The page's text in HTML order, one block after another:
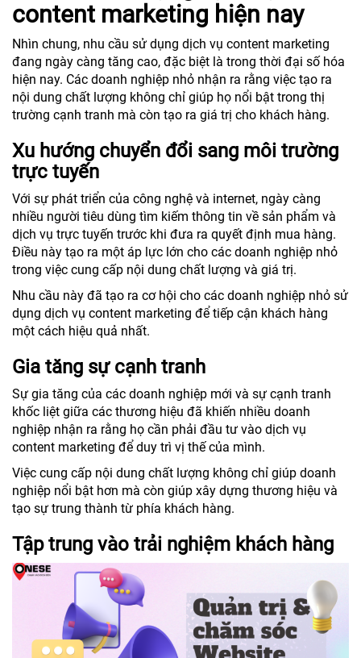
content marketing hiện nay
Nhìn chung, nhu cầu sử dụng dịch vụ content marketing
đang ngày càng tăng cao, đặc biệt là trong thời đại số hóa
hiện nay. Các doanh nghiệp nhỏ nhận ra rằng việc tạo ra
nội dung chất lượng không chỉ giúp họ nổi bật trong thị
trường cạnh tranh mà còn tạo ra giá trị cho khách hàng.
Xu hướng chuyển đổi sang môi trường
trực tuyến
Với sự phát triển của công nghệ và internet, ngày càng
nhiều người tiêu dùng tìm kiếm thông tin về sản phẩm và
dịch vụ trực tuyến trước khi đưa ra quyết định mua hàng.
Điều này tạo ra một áp lực lớn cho các doanh nghiệp nhỏ
trong việc cung cấp nội dung chất lượng và giá trị.
Nhu cầu này đã tạo ra cơ hội cho các doanh nghiệp nhỏ sử
dụng dịch vụ content marketing để tiếp cận khách hàng
một cách hiệu quả nhất.
Gia tăng sự cạnh tranh
Sự gia tăng của các doanh nghiệp mới và sự cạnh tranh
khốc liệt giữa các thương hiệu đã khiến nhiều doanh
nghiệp nhận ra rằng họ cần phải đầu tư vào dịch vụ
content marketing để duy trì vị thế của mình.
Việc cung cấp nội dung chất lượng không chỉ giúp doanh
nghiệp nổi bật hơn mà còn giúp xây dựng thương hiệu và
tạo sự trung thành từ phía khách hàng.
Tập trung vào trải nghiệm khách hàng